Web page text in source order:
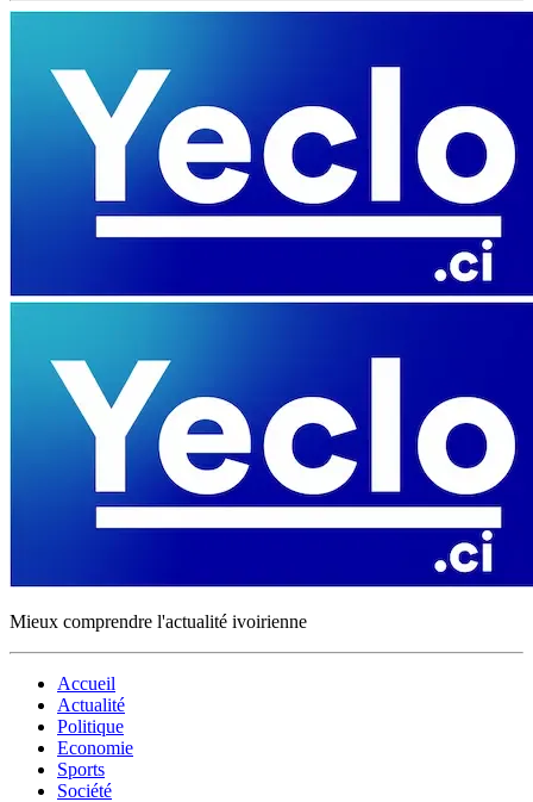
Mieux comprendre l'actualité ivoirienne
Accueil
Actualité
Politique
Economie
Sports
Société